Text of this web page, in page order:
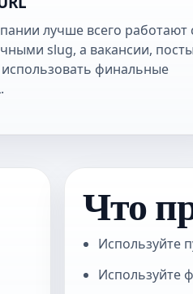
лучше всего работают
slug, а вакансии,
финальные
Что
Используйте
Используйте